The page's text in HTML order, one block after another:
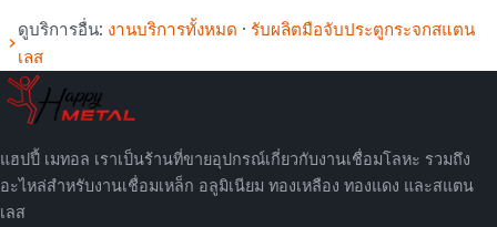
ดูบริการอื่น: งานบริการทั้งหมด · รับผลิตมือจับประตูกระจกสแตน
เลส
แฮปปี้ เมทอล เราเป็นร้านที่ขายอุปกรณ์เกี่ยวกับงานเชื่อมโลหะ รวมถึง
อะไหล่สำหรับงานเชื่อมเหล็ก อลูมิเนียม ทองเหลือง ทองแดง และสแตน
เลส